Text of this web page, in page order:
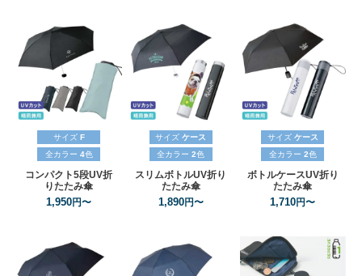
サイズ F
全カラー 4色
コンパクト5段UV折
りたたみ傘
1,950円〜
サイズ ケース
全カラー 2色
スリムボトルUV折り
たたみ傘
1,890円〜
サイズ ケース
全カラー 2色
ボトルケースUV折り
たたみ傘
1,710円〜